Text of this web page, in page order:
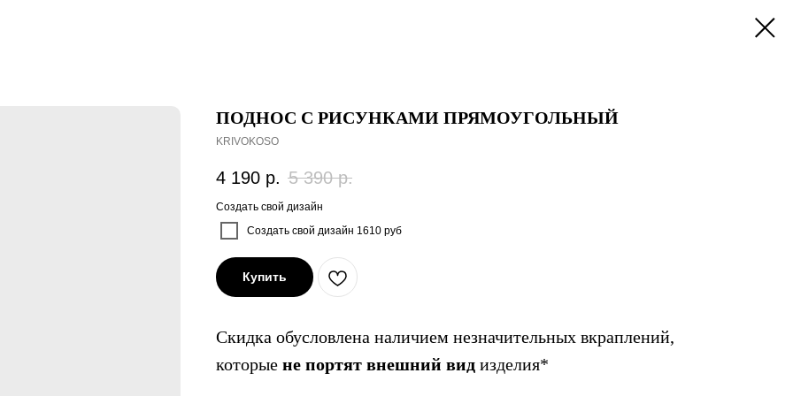
ПОДНОС С РИСУНКАМИ ПРЯМОУГОЛЬНЫЙ
KRIVOKOSO
4 190 р. 5 390 р.
Создать свой дизайн
Создать свой дизайн 1610 руб
Купить
Скидка обусловлена наличием незначительных вкраплений,
которые не портят внешний вид изделия*